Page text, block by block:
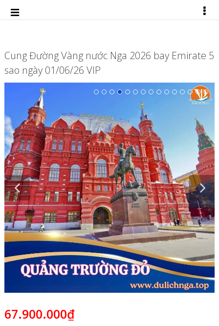
Cung Đường Vàng nước Nga 2026 bay Emirate 5
sao ngày 01/06/26 VIP
67.900.000₫